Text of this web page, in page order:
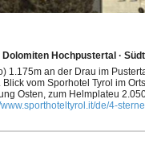
Hochpustertal ·
1.175m an der Drau im
vom Sporhotel Tyrol im
Osten, zum Helmplateu
www.sporthoteltyrol.it/de/4-